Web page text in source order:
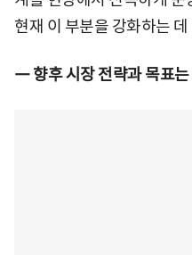
현재 이 부분을 강화하는
― 향후 시장 전략과 목표는